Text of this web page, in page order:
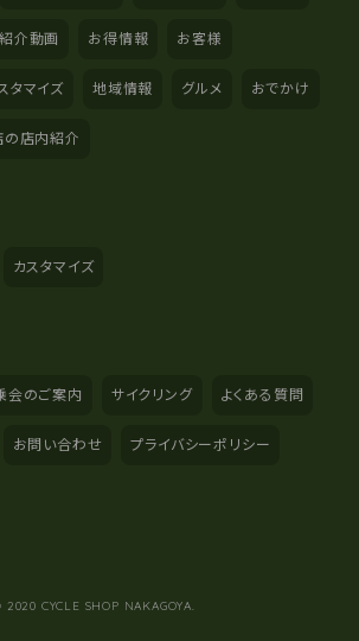
介動画 お得情報 お客様
タマイズ 地域情報 グルメ おでかけ
の店内紹介
カスタマイズ
会のご案内 サイクリング よくある質問
お問い合わせ プライバシーポリシー
2020 CYCLE SHOP NAKAGOYA.